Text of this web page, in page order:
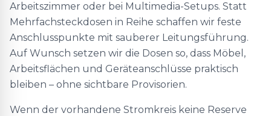
Arbeitszimmer oder bei Multimedia-Setups. Statt
Mehrfachsteckdosen in Reihe schaffen wir feste
Anschlusspunkte mit sauberer Leitungsführung.
Auf Wunsch setzen wir die Dosen so, dass Möbel,
Arbeitsflächen und Geräteanschlüsse praktisch
bleiben – ohne sichtbare Provisorien.
Wenn der vorhandene Stromkreis keine Reserve